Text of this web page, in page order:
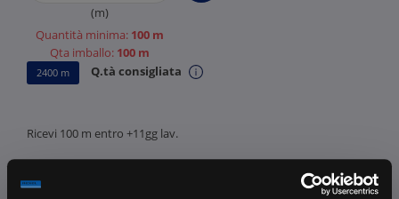
(m)
Quantità minima: 100 m
Qta imballo: 100 m
2400 m Q.tà consigliata
Ricevi 100 m entro +11gg lav.